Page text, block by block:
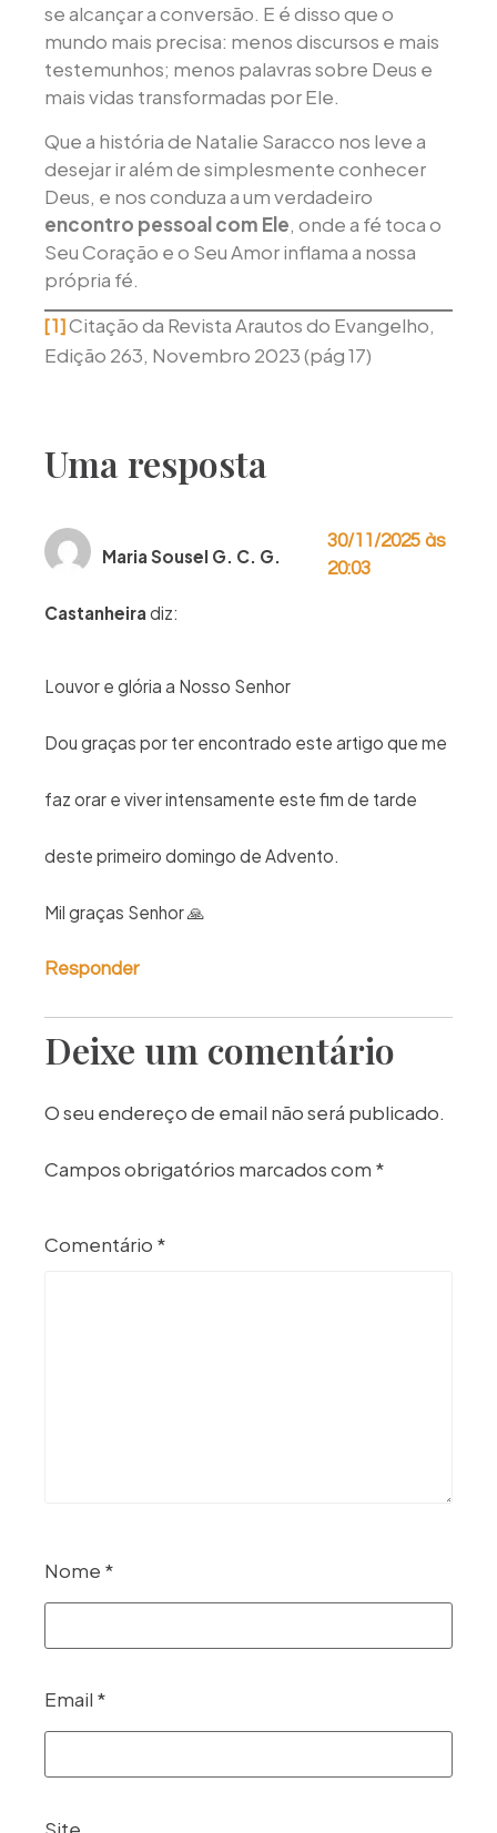
se alcançar a conversão. E é disso que o
mundo mais precisa: menos discursos e mais
testemunhos; menos palavras sobre Deus e
mais vidas transformadas por Ele.
Que a história de Natalie Saracco nos leve a
desejar ir além de simplesmente conhecer
Deus, e nos conduza a um verdadeiro
encontro pessoal com Ele, onde a fé toca o
Seu Coração e o Seu Amor inflama a nossa
própria fé.
[1] Citação da Revista Arautos do Evangelho,
Edição 263, Novembro 2023 (pág 17)
Uma resposta
Maria Sousel G. C. G.
Castanheira diz:
30/11/2025 às
20:03
Louvor e glória a Nosso Senhor
Dou graças por ter encontrado este artigo que me
faz orar e viver intensamente este fim de tarde
deste primeiro domingo de Advento.
Mil graças Senhor 🙏
Responder
Deixe um comentário
O seu endereço de email não será publicado.
Campos obrigatórios marcados com *
Comentário *
Nome *
Email *